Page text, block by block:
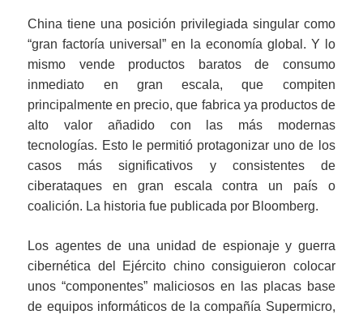
China tiene una posición privilegiada singular como
“gran factoría universal” en la economía global. Y lo
mismo vende productos baratos de consumo
inmediato en gran escala, que compiten
principalmente en precio, que fabrica ya productos de
alto valor añadido con las más modernas
tecnologías. Esto le permitió protagonizar uno de los
casos más significativos y consistentes de
ciberataques en gran escala contra un país o
coalición. La historia fue publicada por Bloomberg.
Los agentes de una unidad de espionaje y guerra
cibernética del Ejército chino consiguieron colocar
unos “componentes” maliciosos en las placas base
de equipos informáticos de la compañía Supermicro,